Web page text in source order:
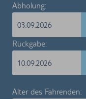
Abholung:
03.09.2026
Rückgabe:
10.09.2026
Alter des Fahrenden: